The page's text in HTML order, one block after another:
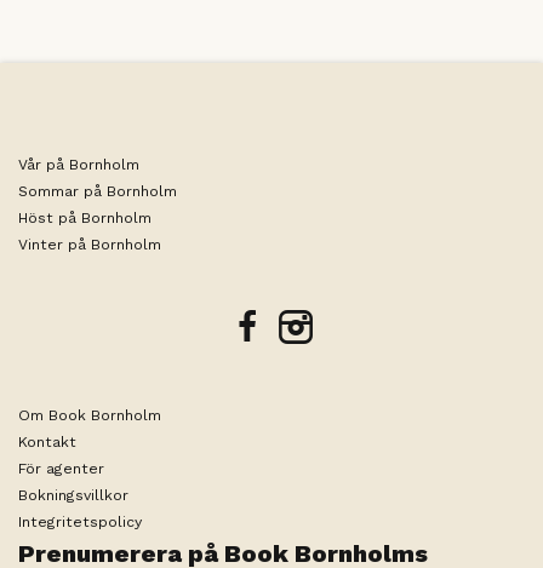
Vår på Bornholm
Sommar på Bornholm
Höst på Bornholm
Vinter på Bornholm
facebookinstagram
Om Book Bornholm
Kontakt
För agenter
Bokningsvillkor
Integritetspolicy
Prenumerera på Book Bornholms